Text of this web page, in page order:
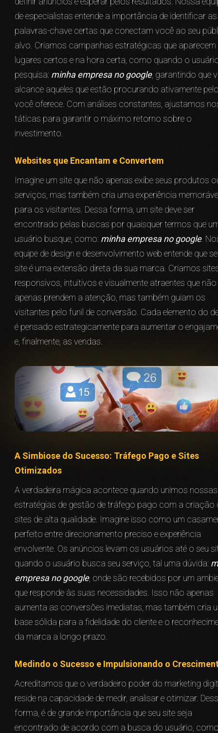
de especialistas entende a importância de identificar as
palavras-chave certas que conectam você ao seu
alvo. Criamos campanhas estratégicas que
lugares certos e na hora certa, como quando o
pesquisa: minha empresa no google, garantindo que
alcance aqueles que estão procurando ativamente
você oferece. Com análises constantes, ajustamos
táticas para garantir o máximo retorno sobre o
investimento.
Websites que Encantam e Convertem
Imagine um site que não apenas exibe seus produtos
serviços, mas também cria uma experiência
para os visitantes. Dessa forma, um site deve ser
encontrado pelas buscas por quaisquer termos que
usuário busque, como: minha empresa no google.
equipe de design e desenvolvimento web entende que
site é uma extensão direta da sua marca. Criamos
responsivos, intuitivos e visualmente atraentes que não
apenas prendem a atenção, mas também guiam os
visitantes pelo funil de conversão. Cada elemento do
é pensado estrategicamente para aumentar o
e, finalmente, as vendas.
A Simbiose do Sucesso: Tráfego Pago e Sites
Otimizados
A verdadeira mágica acontece quando unimos nossas
estratégias de gestão de tráfego pago com a criação
sites de alta qualidade. Imagine isso como um
perfeito entre direcionamento preciso e experiência
envolvente. Os anúncios levam os usuários até o seu
quando o usuário busca seu serviço, tal uma dúvida:
empresa no google, onde são recebidos por um
que responde às suas necessidades. Isso não apenas
aumenta as conversões imediatas, mas também cria
base sólida para a fidelidade do cliente e o
da marca a longo prazo.
Medindo o Sucesso e Impulsionando o
Acreditamos que o verdadeiro poder do marketing
reside na capacidade de medir, analisar e otimizar.
forma, é de grande importância que seu site seja
encontrado de acordo com a busca do usuário,